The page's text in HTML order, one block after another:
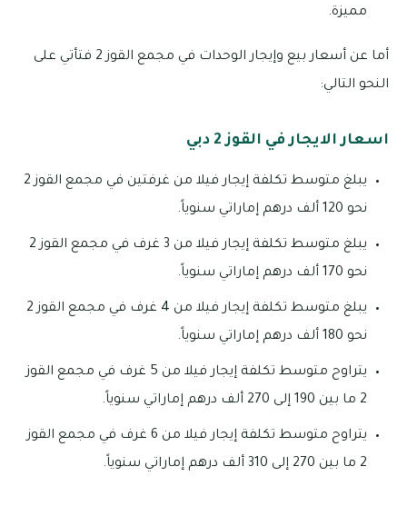
مميزة.
أما عن أسعار بيع وإيجار الوحدات في مجمع القوز 2 فتأتي على
النحو التالي:
اسعار الايجار في القوز 2 دبي
يبلغ متوسط تكلفة إيجار فيلا من غرفتين في مجمع القوز 2
نحو 120 ألف درهم إماراتي سنوياً.
يبلغ متوسط تكلفة إيجار فيلا من 3 غرف في مجمع القوز 2
نحو 170 ألف درهم إماراتي سنوياً.
يبلغ متوسط تكلفة إيجار فيلا من 4 غرف في مجمع القوز 2
نحو 180 ألف درهم إماراتي سنوياً.
يتراوح متوسط تكلفة إيجار فيلا من 5 غرف في مجمع القوز
2 ما بين 190 إلى 270 ألف درهم إماراتي سنوياً.
يتراوح متوسط تكلفة إيجار فيلا من 6 غرف في مجمع القوز
2 ما بين 270 إلى 310 ألف درهم إماراتي سنوياً.